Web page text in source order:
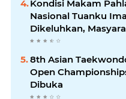
Kondisi Makam
Nasional Tuanku
Dikeluhkan,
Pemerintah Segera
Pembenahan
8th Asian
Open
Dibuka